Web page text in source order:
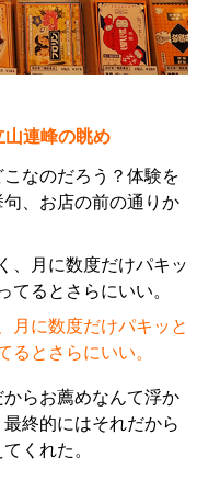
山連峰の眺め
なのだろう？体験を
、お店の前の通りか
月に数度だけパキッと
るとさらにいい。
らお薦めなんて浮か
終的にはそれだから
くれた。